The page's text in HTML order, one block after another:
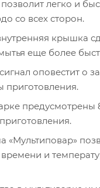
легко и
со всех сторон.
крышка
еще более
оповестит о
приготовления.
предусмотрены
«Мультиповар»
и